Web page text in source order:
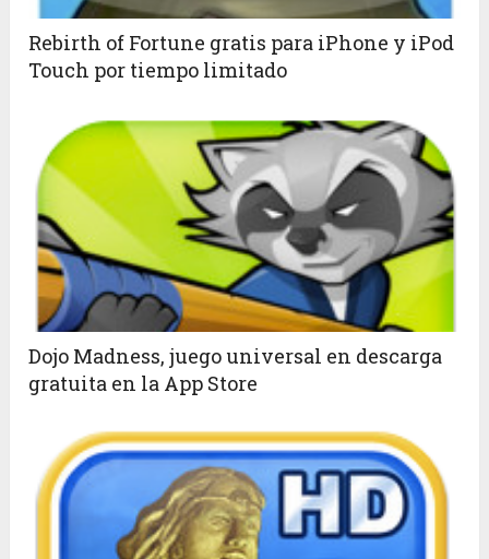
Rebirth of Fortune gratis para iPhone y iPod
Touch por tiempo limitado
Dojo Madness, juego universal en descarga
gratuita en la App Store